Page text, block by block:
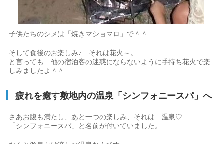
子供たちのシメは「焼きマショマロ」で＾＾
そして食後のお楽しみ♪ それは花火～。
と言っても 他の宿泊客の迷惑にならないように手持ち花火で楽
しみましたよ＾＾
疲れを癒す敷地内の温泉「シンフォニースパ」へ
さあお腹も満たし、あと一つの楽しみ、それは 温泉♡
「シンフォニースパ」と名前が付いていました。